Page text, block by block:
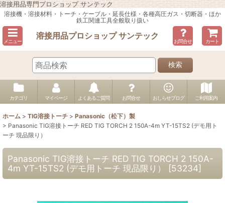
溶接用品専門プロショップ サンテック
溶接機・溶接材料・トーチ・ケーブル・延長仕様・各種高圧ガス・切断器・ほか
鉄工関連工具全般取り扱い
メニュー
溶接用品プロショップ サンテック
お問合せ カート
検索
カテゴリ マイページ よくあるご質問 お問合せ おしらせブログ ご利用案内
ホーム > TIG溶接トーチ > Panasonic（松下）製
> Panasonic TIG溶接トーチ RED TIG TORCH 2 150A-4m YT-15TS2 (デモ用ト
ーチ 現品限り）
Panasonic TIG溶接トーチ RED TIG TORCH 2 150A-
4m YT-15TS2 (デモ用トーチ 現品限り）
[53234]